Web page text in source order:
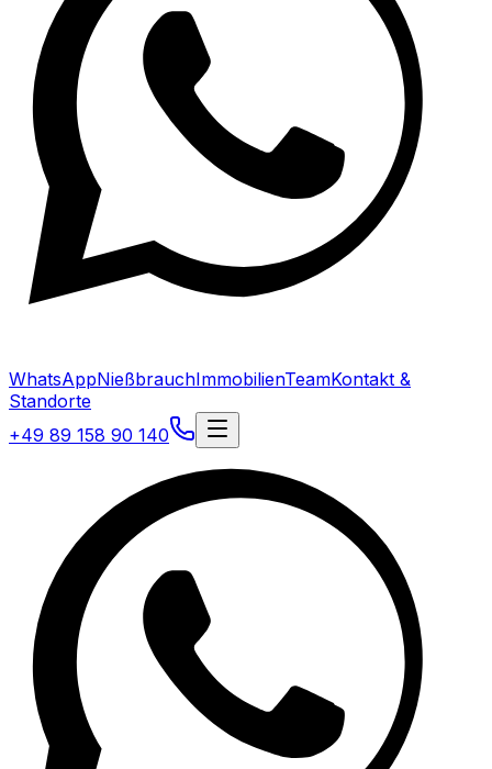
WhatsAppNießbrauchImmobilienTeamKontakt &
Standorte
+49 89 158 90 140